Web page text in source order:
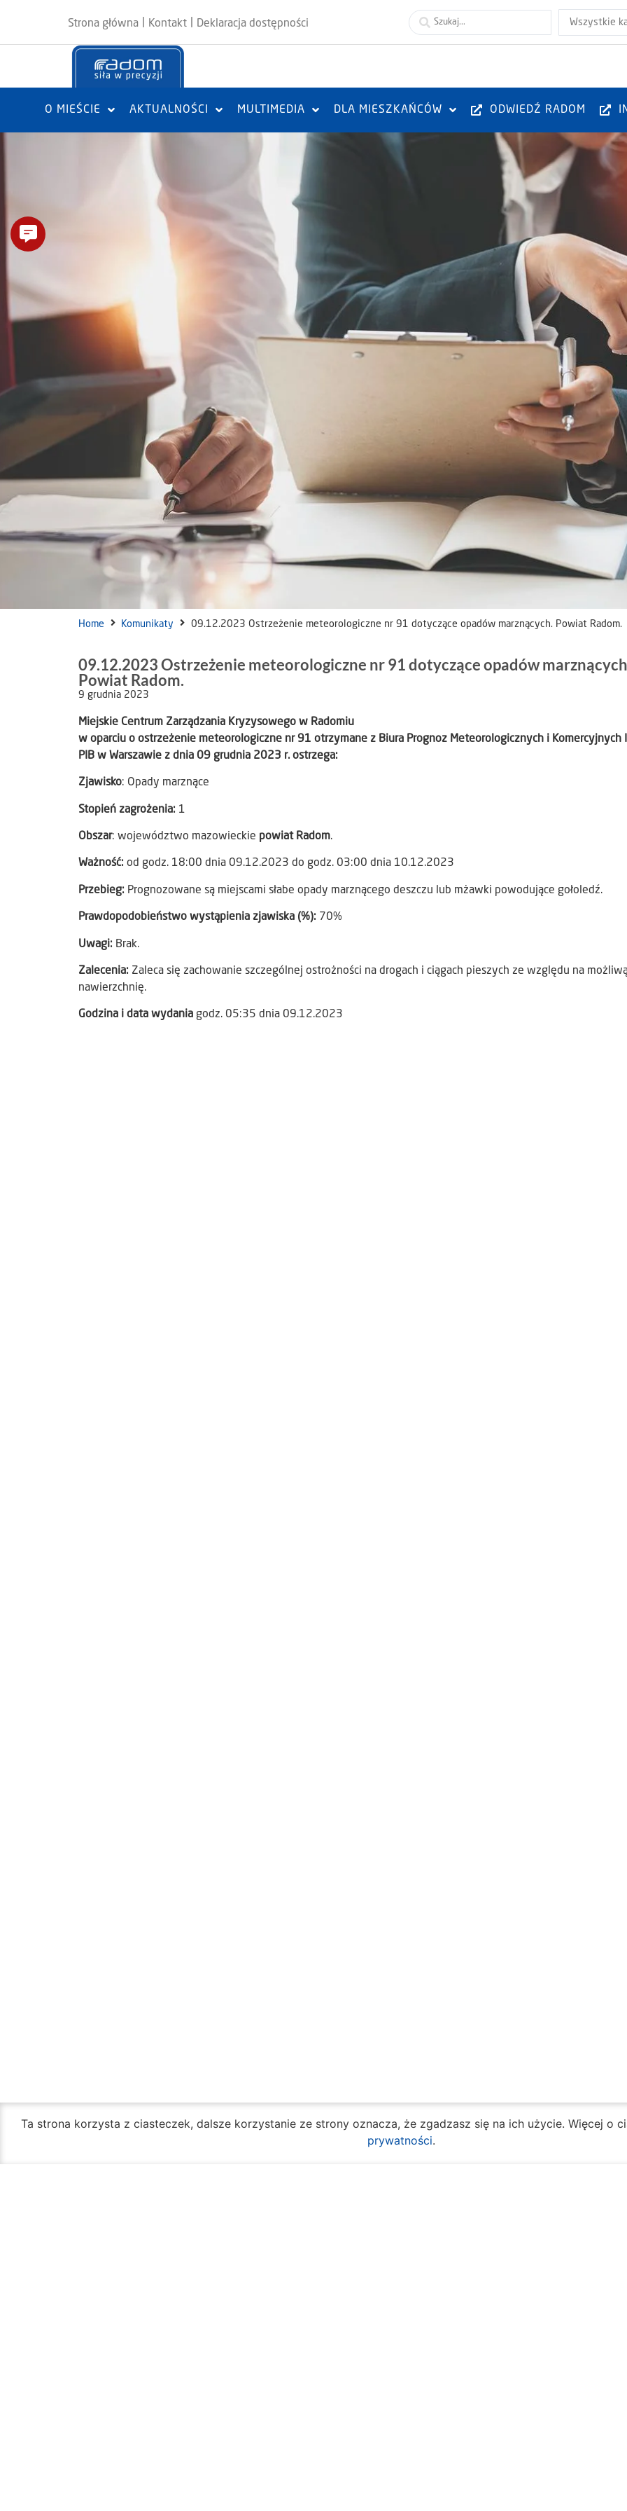
Strona główna Kontakt Deklaracja dostępności Wszystkie
O MIEŚCIE AKTUALNOŚCI MULTIMEDIA DLA MIESZKAŃCÓW ODWIEDŹ RADOM
Home Komunikaty 09.12.2023 Ostrzeżenie meteorologiczne nr 91 dotyczące opadów marznących. Powiat Radom.
09.12.2023 Ostrzeżenie meteorologiczne nr 91 dotyczące opadów
Powiat Radom.
9 grudnia 2023
Miejskie Centrum Zarządzania Kryzysowego w Radomiu
w oparciu o ostrzeżenie meteorologiczne nr 91 otrzymane z Biura Prognoz Meteorologicznych i Komercyjnych
PIB w Warszawie z dnia 09 grudnia 2023 r. ostrzega:
Zjawisko: Opady marznące
Stopień zagrożenia: 1
Obszar: województwo mazowieckie powiat Radom.
Ważność: od godz. 18:00 dnia 09.12.2023 do godz. 03:00 dnia 10.12.2023
Przebieg: Prognozowane są miejscami słabe opady marznącego deszczu lub mżawki powodujące gołoledź.
Prawdopodobieństwo wystąpienia zjawiska (%): 70%
Uwagi: Brak.
Zalecenia: Zaleca się zachowanie szczególnej ostrożności na drogach i ciągach pieszych ze względu na
nawierzchnię.
Godzina i data wydania godz. 05:35 dnia 09.12.2023
Ta strona korzysta z ciasteczek, dalsze korzystanie ze strony oznacza, że zgadzasz się na ich użycie. Więcej o
prywatności.